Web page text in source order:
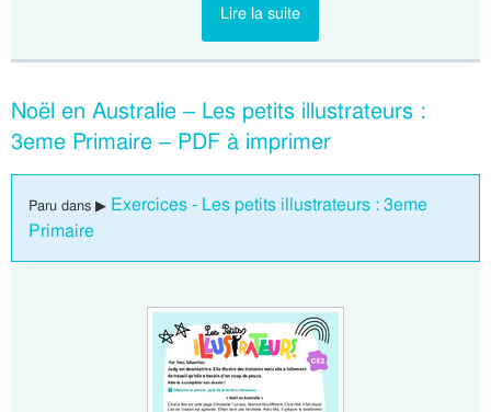
Lire la suite
Noël en Australie – Les petits illustrateurs :
3eme Primaire – PDF à imprimer
Paru dans ▶ Exercices - Les petits illustrateurs : 3eme
Primaire